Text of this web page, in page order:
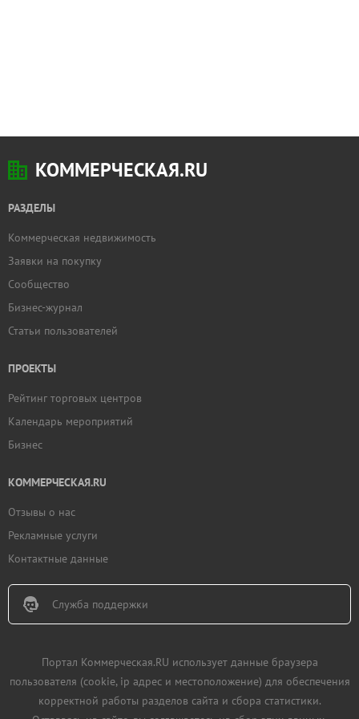
КОММЕРЧЕСКАЯ.RU
РАЗДЕЛЫ
Коммерческая недвижимость
Заявки на покупку
Сообщество
Бизнес-журнал
Статьи пользователей
ПРОЕКТЫ
Рейтинг торговых центров
Календарь мероприятий
Бизнес
КОММЕРЧЕСКАЯ.RU
Отзывы о нас
Рекламные услуги
Контактные данные
Служба поддержки
Портал Коммерческая.RU использует данные браузера
пользователя (cookie, ip адрес и местоположение) для обеспечения
корректной работы разделов сайта и сбора статистики.